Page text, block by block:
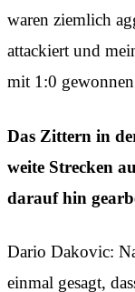
waren ziemlich
attackiert und
mit 1:0
Das Zittern in
weite Strecken
darauf hin
Dario Dakovic:
einmal gesagt,